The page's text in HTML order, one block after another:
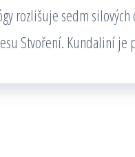
rozlišuje sedm
Stvoření. Kundaliní